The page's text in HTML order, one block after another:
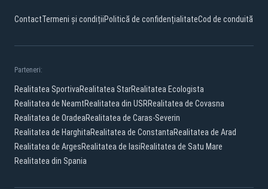
ContactTermeni și condițiiPolitică de confidențialitateCod de conduită
Parteneri:
Realitatea SportivaRealitatea StarRealitatea Ecologista
Realitatea de NeamtRealitatea din USRRealitatea de Covasna
Realitatea de OradeaRealitatea de Caras-Severin
Realitatea de HarghitaRealitatea de ConstantaRealitatea de Arad
Realitatea de ArgesRealitatea de IasiRealitatea de Satu Mare
Realitatea din Spania